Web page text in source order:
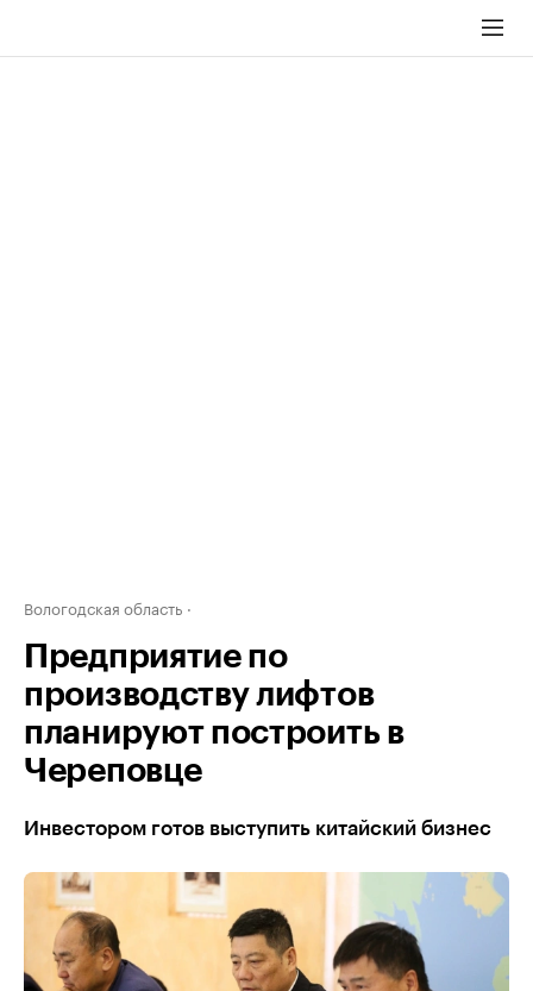
Вологодская область
Предприятие по
производству лифтов
планируют построить в
Череповце
Инвестором готов выступить китайский бизнес